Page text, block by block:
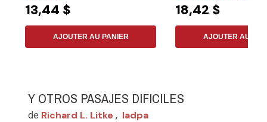
13,44 $
AJOUTER AU PANIER
18,42 $
AJOUTER AU
Y OTROS PASAJES DIFICILES
de Richard L. Litke , Iadpa